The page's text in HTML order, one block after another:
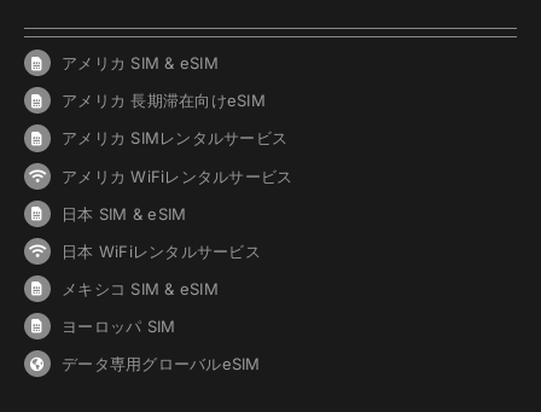
アメリカ SIM & eSIM
アメリカ 長期滞在向けeSIM
アメリカ SIMレンタルサービス
アメリカ WiFiレンタルサービス
日本 SIM & eSIM
日本 WiFiレンタルサービス
メキシコ SIM & eSIM
ヨーロッパ SIM
データ専用グローバルeSIM